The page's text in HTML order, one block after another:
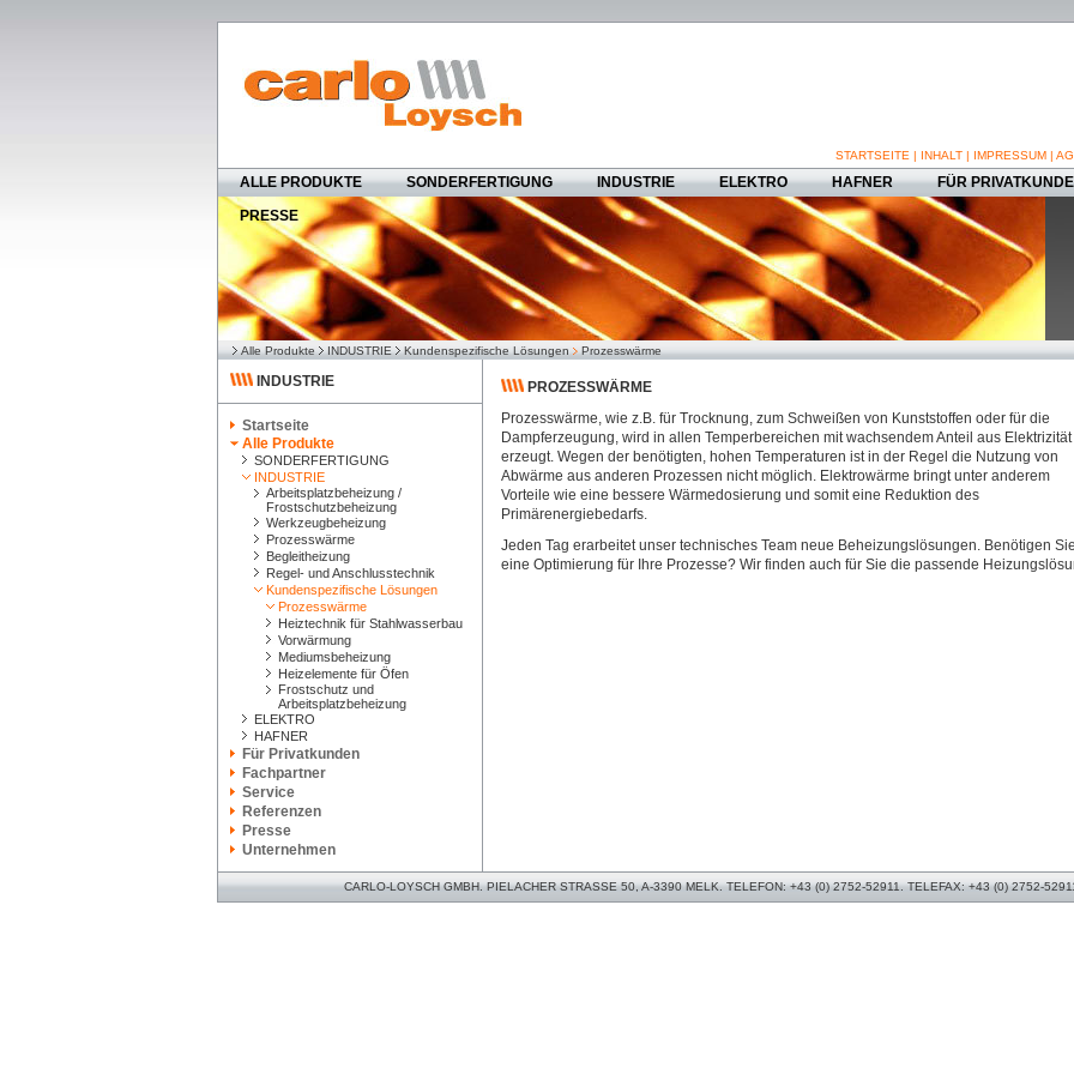
STARTSEITE | INHALT | IMPRESSUM |
ALLE PRODUKTE SONDERFERTIGUNG INDUSTRIE ELEKTRO HAFNER FÜR
PRESSE
Alle Produkte INDUSTRIE Kundenspezifische Lösungen Prozesswärme
INDUSTRIE
Startseite
Alle Produkte
SONDERFERTIGUNG
INDUSTRIE
Arbeitsplatzbeheizung /
Frostschutzbeheizung
Werkzeugbeheizung
Prozesswärme
Begleitheizung
Regel- und Anschlusstechnik
Kundenspezifische Lösungen
Prozesswärme
Heiztechnik für Stahlwasserbau
Vorwärmung
Mediumsbeheizung
Heizelemente für Öfen
Frostschutz und
Arbeitsplatzbeheizung
ELEKTRO
HAFNER
Für Privatkunden
Fachpartner
Service
Referenzen
Presse
Unternehmen
PROZESSWÄRME
Prozesswärme, wie z.B. für Trocknung, zum Schweißen von Kunststoffen oder für die
Dampferzeugung, wird in allen Temperbereichen mit wachsendem Anteil aus Elektrizität
erzeugt. Wegen der benötigten, hohen Temperaturen ist in der Regel die Nutzung von
Abwärme aus anderen Prozessen nicht möglich. Elektrowärme bringt unter anderem
Vorteile wie eine bessere Wärmedosierung und somit eine Reduktion des
Primärenergiebedarfs.
Jeden Tag erarbeitet unser technisches Team neue Beheizungslösungen. Benötigen Sie
eine Optimierung für Ihre Prozesse? Wir finden auch für Sie die passende
CARLO-LOYSCH GMBH. PIELACHER STRASSE 50, A-3390 MELK. TELEFON: +43 (0) 2752-52911. TELEFAX: +43 (0) 2752-